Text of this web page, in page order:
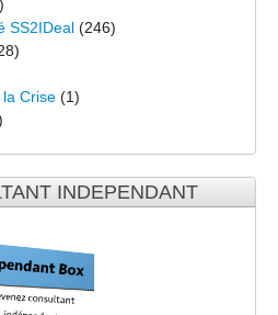
SS2IDeal (246)
Crise (1)
INDEPENDANT